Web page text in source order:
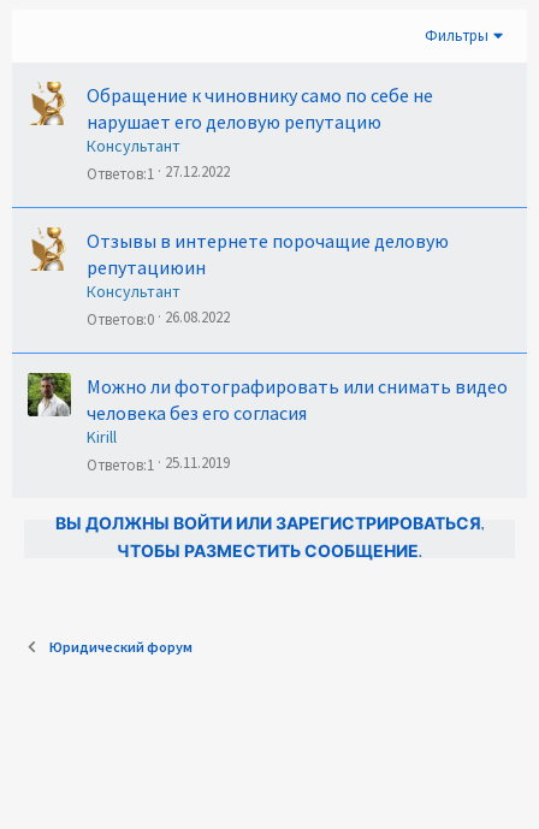
Фильтры
Обращение к чиновнику само по себе не
нарушает его деловую репутацию
Консультант
Ответов 1 27.12.2022
Отзывы в интернете порочащие деловую
репутациюин
Консультант
Ответов 0 26.08.2022
Можно ли фотографировать или снимать видео
человека без его согласия
Kirill
Ответов 1 25.11.2019
ВЫ ДОЛЖНЫ ВОЙТИ ИЛИ ЗАРЕГИСТРИРОВАТЬСЯ,
ЧТОБЫ РАЗМЕСТИТЬ СООБЩЕНИЕ.
Юридический форум